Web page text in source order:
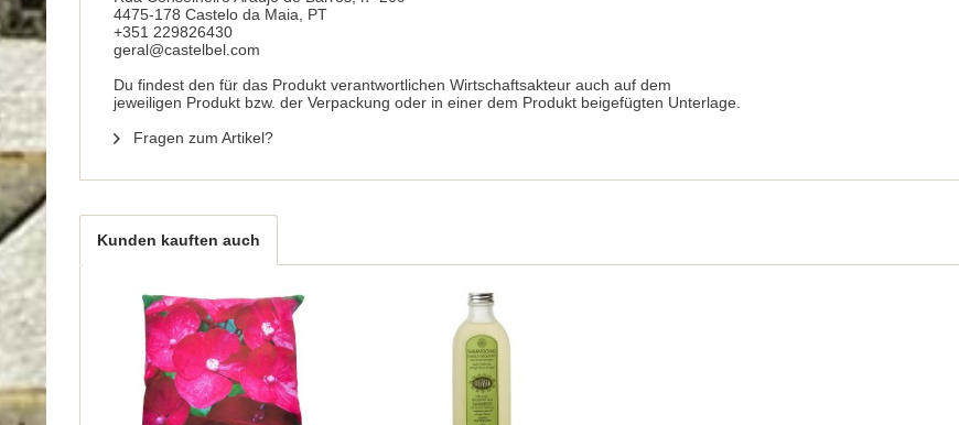
4475-178 Castelo da Maia, PT
+351 229826430
geral@castelbel.com
Du findest den für das Produkt verantwortlichen Wirtschaftsakteur auch auf dem
jeweiligen Produkt bzw. der Verpackung oder in einer dem Produkt beigefügten Unterlage.
Fragen zum Artikel?
Kunden kauften auch